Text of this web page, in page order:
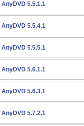
AnyDVD 5.5.1.1
AnyDVD 5.5.4.1
AnyDVD 5.5.5.1
AnyDVD 5.6.1.1
AnyDVD 5.6.3.1
AnyDVD 5.7.2.1